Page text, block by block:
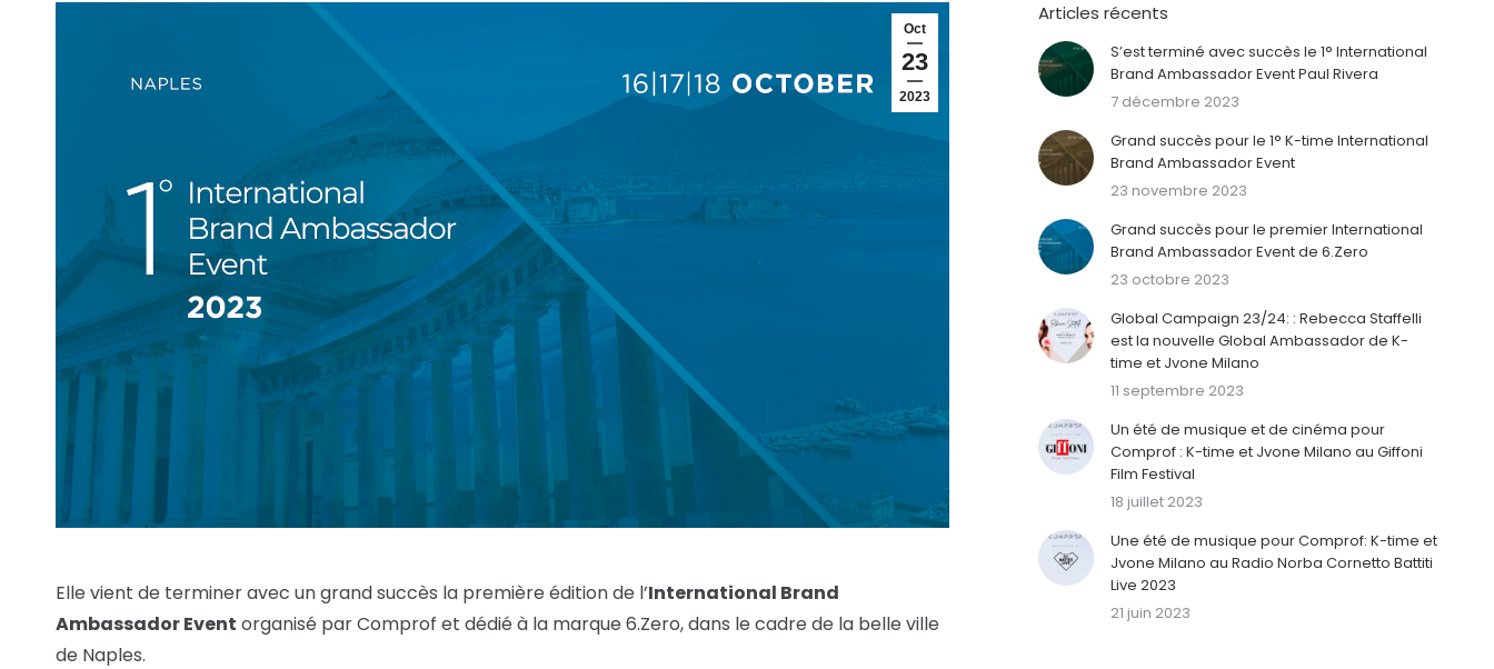
Oct
23
2023
Elle vient de terminer avec un grand succès la première édition de l’International Brand
Ambassador Event organisé par Comprof et dédié à la marque 6.Zero, dans le cadre de la belle ville
de Naples.
Articles récents
S’est terminé avec succès le 1° International
Brand Ambassador Event Paul Rivera
7 décembre 2023
Grand succès pour le 1° K-time International
Brand Ambassador Event
23 novembre 2023
Grand succès pour le premier International
Brand Ambassador Event de 6.Zero
23 octobre 2023
Global Campaign 23/24: : Rebecca Staffelli
est la nouvelle Global Ambassador de K-
time et Jvone Milano
11 septembre 2023
Un été de musique et de cinéma pour
Comprof : K-time et Jvone Milano au Giffoni
Film Festival
18 juillet 2023
Une été de musique pour Comprof: K-time et
Jvone Milano au Radio Norba Cornetto Battiti
Live 2023
21 juin 2023